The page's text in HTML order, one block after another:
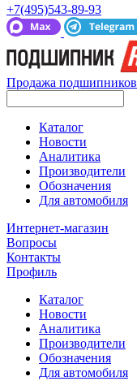
+7(495)543-89-93
Продажа подшипников
Каталог
Новости
Аналитика
Производители
Обозначения
Для автомобиля
Интернет-магазин
Вопросы
Контакты
Профиль
Каталог
Новости
Аналитика
Производители
Обозначения
Для автомобиля